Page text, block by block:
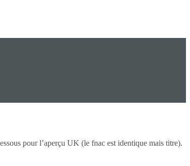
pour l’aperçu UK (le fnac est identique mais titre).